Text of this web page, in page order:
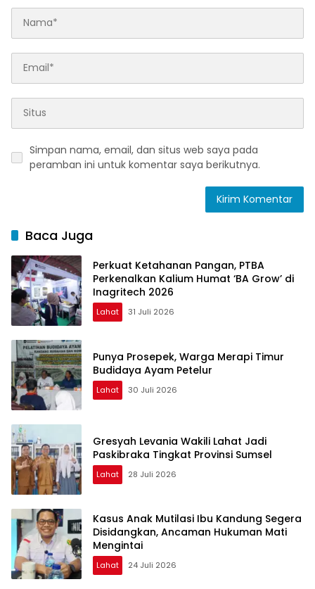
Simpan nama, email, dan situs web saya pada
peramban ini untuk komentar saya berikutnya.
Baca Juga
Perkuat Ketahanan Pangan, PTBA
Perkenalkan Kalium Humat ‘BA Grow’ di
Inagritech 2026
Lahat 31 Juli 2026
Punya Prosepek, Warga Merapi Timur
Budidaya Ayam Petelur
Lahat 30 Juli 2026
Gresyah Levania Wakili Lahat Jadi
Paskibraka Tingkat Provinsi Sumsel
Lahat 28 Juli 2026
Kasus Anak Mutilasi Ibu Kandung Segera
Disidangkan, Ancaman Hukuman Mati
Mengintai
Lahat 24 Juli 2026